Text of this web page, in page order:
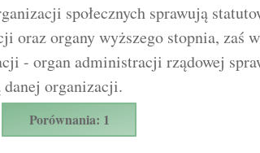
społecznych sprawują
oraz organy wyższego stopnia, zaś
- organ administracji rządowej
danej organizacji.
Porównania: 1